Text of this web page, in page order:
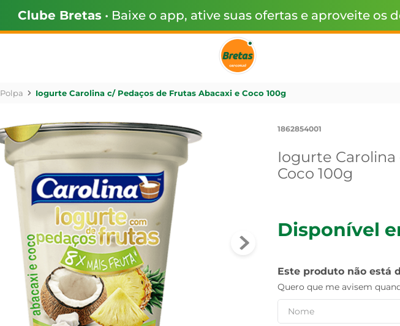
Clube Bretas • Baixe o app, ative suas ofertas e aproveite os
Polpa Iogurte Carolina c/ Pedaços de Frutas Abacaxi e Coco 100g
1862854001
Iogurte Carolina
Coco 100g
Disponível
Este produto não está
Quero que me avisem